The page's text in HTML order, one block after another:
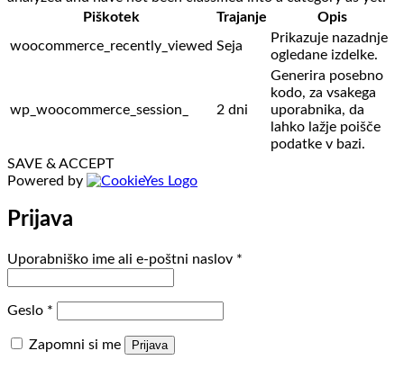
Piškotek
Trajanje
Opis
woocommerce_recently_viewed Seja
Prikazuje nazadnje
ogledane izdelke.
wp_woocommerce_session_ 2 dni
Generira posebno
kodo, za vsakega
uporabnika, da
lahko lažje poišče
podatke v bazi.
SAVE & ACCEPT
Powered by
Prijava
Uporabniško ime ali e-poštni naslov *
Geslo *
Zapomni si me Prijava